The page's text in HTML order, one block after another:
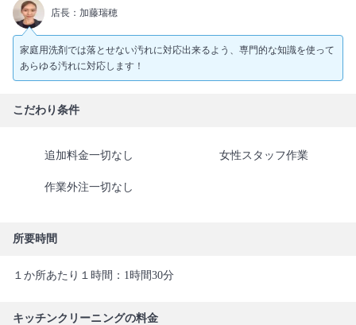
店長：加藤瑞穂
家庭用洗剤では落とせない汚れに対応出来るよう、専門的な知識を使って
あらゆる汚れに対応します！
こだわり条件
追加料金一切なし 女性スタッフ作業
作業外注一切なし
所要時間
１か所あたり１時間：1時間30分
キッチンクリーニングの料金